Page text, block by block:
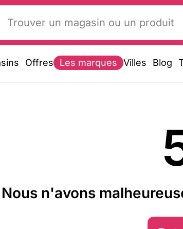
Offres Les marques Villes Blog
n'avons